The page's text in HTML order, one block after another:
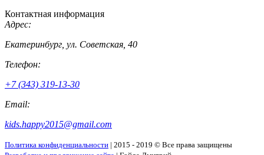
Контактная информация
Адрес:
Екатеринбург, ул. Советская, 40
Телефон:
+7 (343) 319-13-30
Email:
kids.happy2015@gmail.com
Политика конфиденциальности | 2015 - 2019 © Все права защищены